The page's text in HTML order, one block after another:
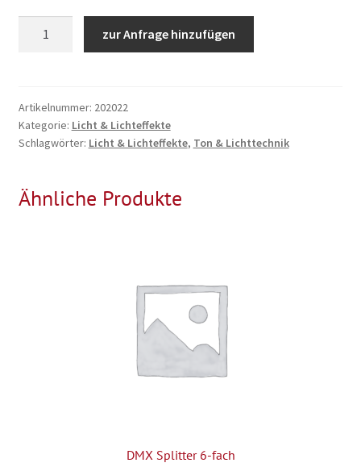
zur Anfrage hinzufügen
Artikelnummer: 202022
Kategorie: Licht & Lichteffekte
Schlagwörter: Licht & Lichteffekte, Ton & Lichttechnik
Ähnliche Produkte
DMX Splitter 6-fach